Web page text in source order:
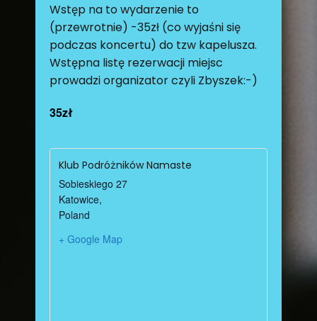
Wstęp na to wydarzenie to
(przewrotnie) -35zł (co wyjaśni się
podczas koncertu) do tzw kapelusza.
Wstępna listę rezerwacji miejsc
prowadzi organizator czyli Zbyszek:-)
35zł
Klub Podróżników Namaste
Sobieskiego 27
Katowice,
Poland
+ Google Map